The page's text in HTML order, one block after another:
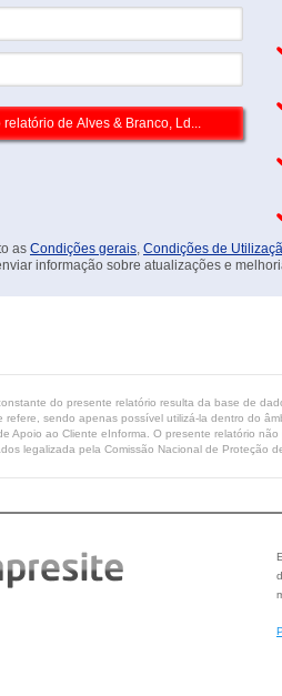
as Condições gerais, Condições de
informação sobre atualizações e
do presente relatório resulta da base de
refere, sendo apenas possível utilizá-la dentro do
Apoio ao Cliente eInforma. O presente relatório
legalizada pela Comissão Nacional de Proteção